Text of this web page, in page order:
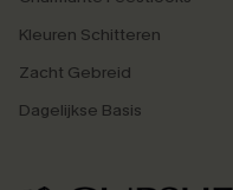
Kleuren Schitteren
Zacht Gebreid
Dagelijkse Basis